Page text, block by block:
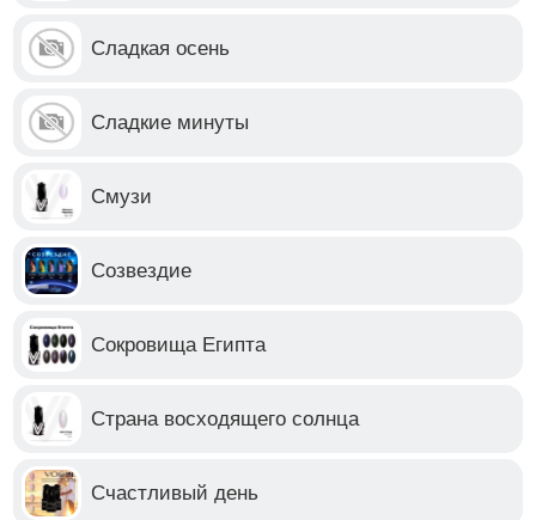
Сладкая осень
Сладкие минуты
Смузи
Созвездие
Сокровища Египта
Страна восходящего солнца
Счастливый день